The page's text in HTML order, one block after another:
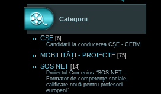
Categorii
CȘE [6]
Candidații la conducerea CȘE - CEBM
MOBILITĂȚI - PROIECTE [75]
SOS NET [14]
Proiectul Comenius “SOS.NET –
Formator de competenţe sociale,
calificare nouă pentru profesorii
europeni“.